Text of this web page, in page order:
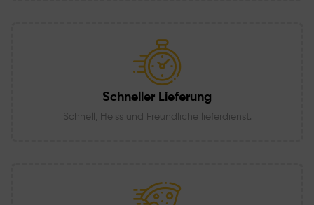
Schneller Lieferung
Schnell, Heiss und Freundliche lieferdienst.